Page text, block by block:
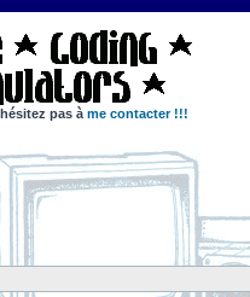
pas à me contacter !!!